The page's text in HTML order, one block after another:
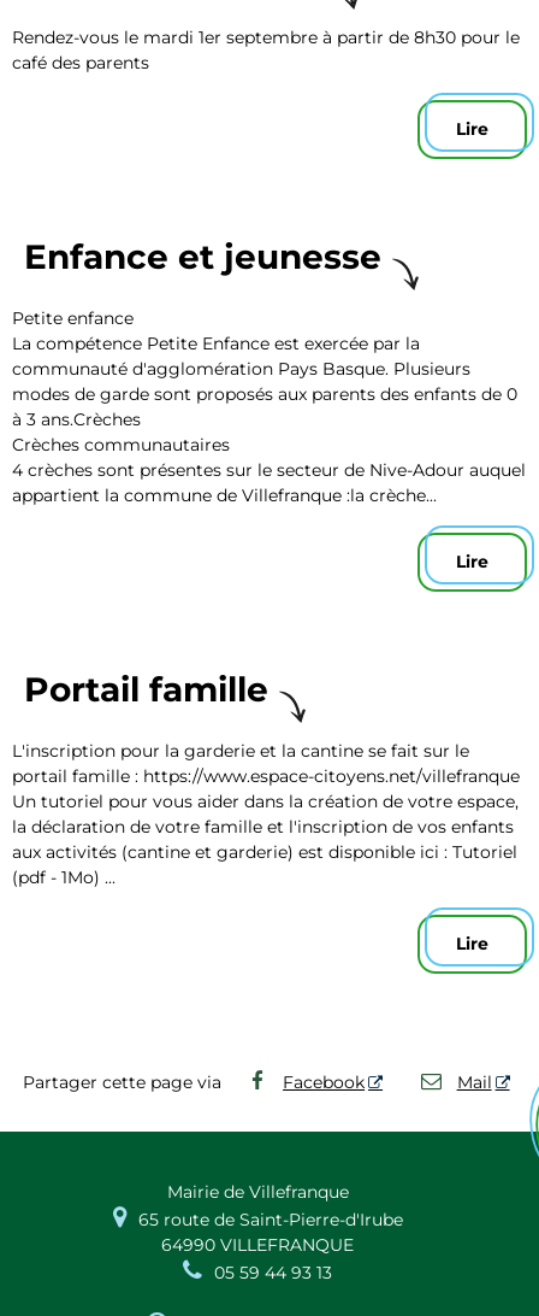
Rendez-vous le mardi 1er septembre à partir de 8h30 pour le
café des parents
Lire
Enfance et jeunesse
Petite enfance
La compétence Petite Enfance est exercée par la
communauté d'agglomération Pays Basque. Plusieurs
modes de garde sont proposés aux parents des enfants de 0
à 3 ans.Crèches
Crèches communautaires
4 crèches sont présentes sur le secteur de Nive-Adour auquel
appartient la commune de Villefranque :la crèche...
Lire
Portail famille
L'inscription pour la garderie et la cantine se fait sur le
portail famille : https://www.espace-citoyens.net/villefranque
Un tutoriel pour vous aider dans la création de votre espace,
la déclaration de votre famille et l'inscription de vos enfants
aux activités (cantine et garderie) est disponible ici : Tutoriel
(pdf - 1Mo) ...
Lire
Partager cette page via Facebook Mail
Mairie de Villefranque
 65 route de Saint-Pierre-d'Irube
64990 VILLEFRANQUE
 05 59 44 93 13